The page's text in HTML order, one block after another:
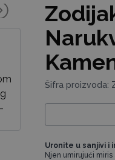
Šifra proizvoda:
Uronite u sanjivi i
Njen umirujući